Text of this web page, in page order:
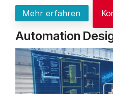
Mehr erfahren
Automation